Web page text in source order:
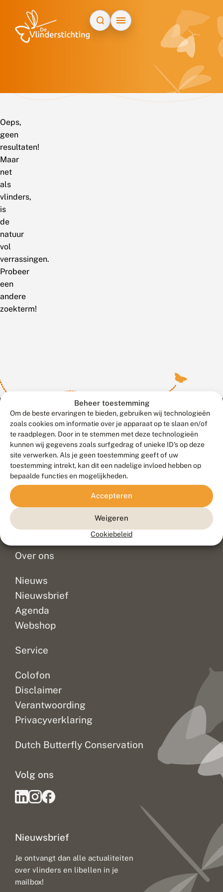
Beheer toestemming
Om de beste ervaringen te bieden, gebruiken wij technologieën
zoals cookies om informatie over je apparaat op te slaan en/of
te raadplegen. Door in te stemmen met deze technologieën
kunnen wij gegevens zoals surfgedrag of unieke ID's op deze
site verwerken. Als je geen toestemming geeft of uw
toestemming intrekt, kan dit een nadelige invloed hebben op
bepaalde functies en mogelijkheden.
Accepteren
Weigeren
Cookiebeleid
Oeps,
geen
resultaten!
Maar
net
als
vlinders,
is
de
natuur
vol
verrassingen.
Probeer
een
andere
zoekterm!
Contact
Veelgestelde vragen
Doneer
Over ons
Nieuws
Nieuwsbrief
Agenda
Webshop
Service
Colofon
Disclaimer
Verantwoording
Privacyverklaring
Dutch Butterfly Conservation
Nieuwsbrief
Je ontvangt dan alle actualiteiten
over vlinders en libellen in je
mailbox!
Volg ons
Meld waarnemingen© 2026 Vlinderstichting
Duurzaam ontwikkeld door
Go2People
, ontworpen door
Blue Field Agency
Privacy
Disclaimer
Sitemap